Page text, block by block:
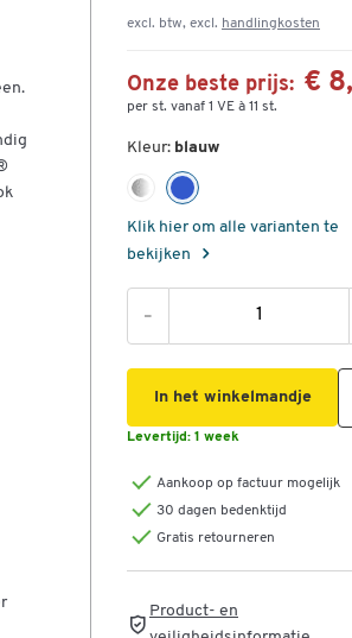
excl. btw, excl. handlingkosten
Onze beste prijs: €
per st. vanaf 1 VE à 11 st.
Kleur: blauw
Klik hier om alle varianten te
bekijken
-
In het winkelmandje
Levertijd: 1 week
Aankoop op factuur mogelijk
30 dagen bedenktijd
Gratis retourneren
Product- en